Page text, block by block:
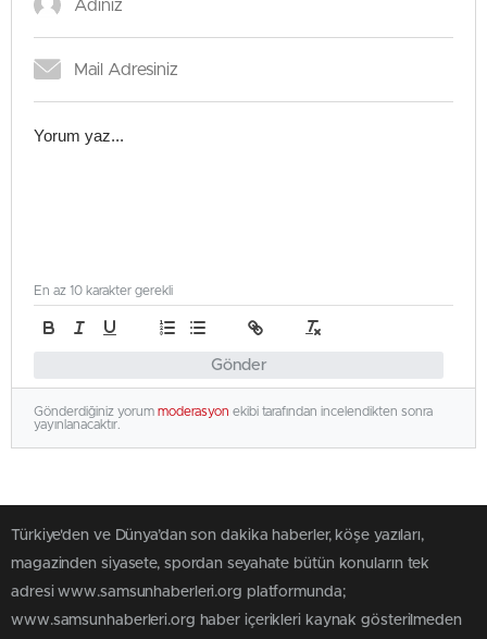
Gönder
En az 10 karakter gerekli
Gönderdiğiniz yorum moderasyon ekibi tarafından incelendikten sonra
yayınlanacaktır.
Türkiye'den ve Dünya’dan son dakika haberler, köşe yazıları,
magazinden siyasete, spordan seyahate bütün konuların tek
adresi www.samsunhaberleri.org platformunda;
www.samsunhaberleri.org haber içerikleri kaynak gösterilmeden